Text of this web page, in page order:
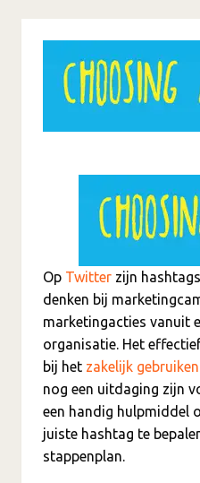
Op Twitter zijn
denken bij
marketingacties vanuit
organisatie. Het
bij het zakelijk
nog een uitdaging zijn
een handig hulpmiddel
juiste hashtag te
stappenplan.